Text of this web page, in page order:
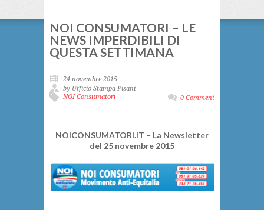
NOI CONSUMATORI – LE
NEWS IMPERDIBILI DI
QUESTA SETTIMANA
24 novembre 2015
by Ufficio Stampa Pisani
NOI Consumatori
0 Comment
NOICONSUMATORI.IT – La Newsletter
del 25 novembre 2015